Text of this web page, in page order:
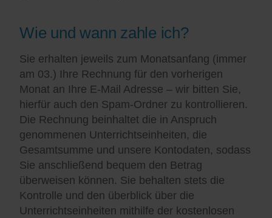
Wie und wann zahle ich?
Sie erhalten jeweils zum Monatsanfang (immer
am 03.) Ihre Rechnung für den vorherigen
Monat an Ihre E-Mail Adresse – wir bitten Sie,
hierfür auch den Spam-Ordner zu kontrollieren.
Die Rechnung beinhaltet die in Anspruch
genommenen Unterrichtseinheiten, die
Gesamtsumme und unsere Kontodaten, sodass
Sie anschließend bequem den Betrag
überweisen können. Sie behalten stets die
Kontrolle und den überblick über die
Unterrichtseinheiten mithilfe der kostenlosen